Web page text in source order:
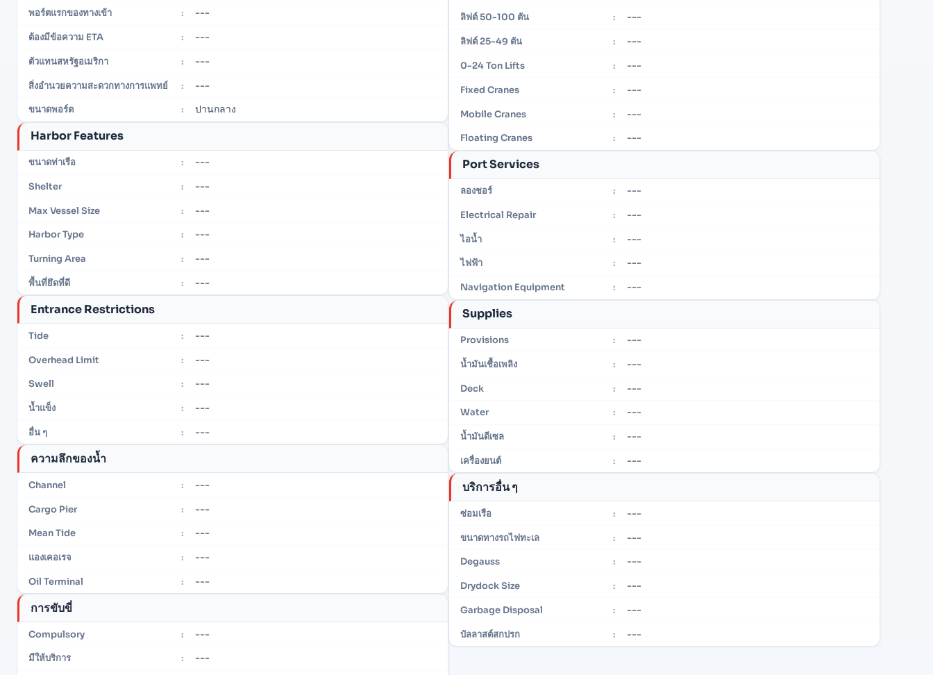
พอร์ตแรกของทางเข้า : ---
ต้องมีข้อความ ETA : ---
ตัวแทนสหรัฐอเมริกา : ---
สิ่งอำนวยความสะดวกทางการแพทย์ : ---
ขนาดพอร์ต : ปานกลาง
Harbor Features
ขนาดท่าเรือ : ---
Shelter : ---
Max Vessel Size : ---
Harbor Type : ---
Turning Area : ---
พื้นที่ยึดที่ดี : ---
Entrance Restrictions
Tide : ---
Overhead Limit : ---
Swell : ---
น้ำแข็ง : ---
อื่น ๆ : ---
ความลึกของน้ำ
Channel : ---
Cargo Pier : ---
Mean Tide : ---
แองเคอเรจ : ---
Oil Terminal : ---
การขับขี่
Compulsory : ---
มีให้บริการ : ---
ลิฟต์ 50-100 ตัน : ---
ลิฟต์ 25-49 ตัน : ---
0-24 Ton Lifts : ---
Fixed Cranes : ---
Mobile Cranes : ---
Floating Cranes : ---
Port Services
ลองชอร์ : ---
Electrical Repair : ---
ไอน้ำ : ---
ไฟฟ้า : ---
Navigation Equipment : ---
Supplies
Provisions : ---
น้ำมันเชื้อเพลิง : ---
Deck : ---
Water : ---
น้ำมันดีเซล : ---
เครื่องยนต์ : ---
บริการอื่น ๆ
ซ่อมเรือ : ---
ขนาดทางรถไฟทะเล : ---
Degauss : ---
Drydock Size : ---
Garbage Disposal : ---
บัลลาสต์สกปรก : ---